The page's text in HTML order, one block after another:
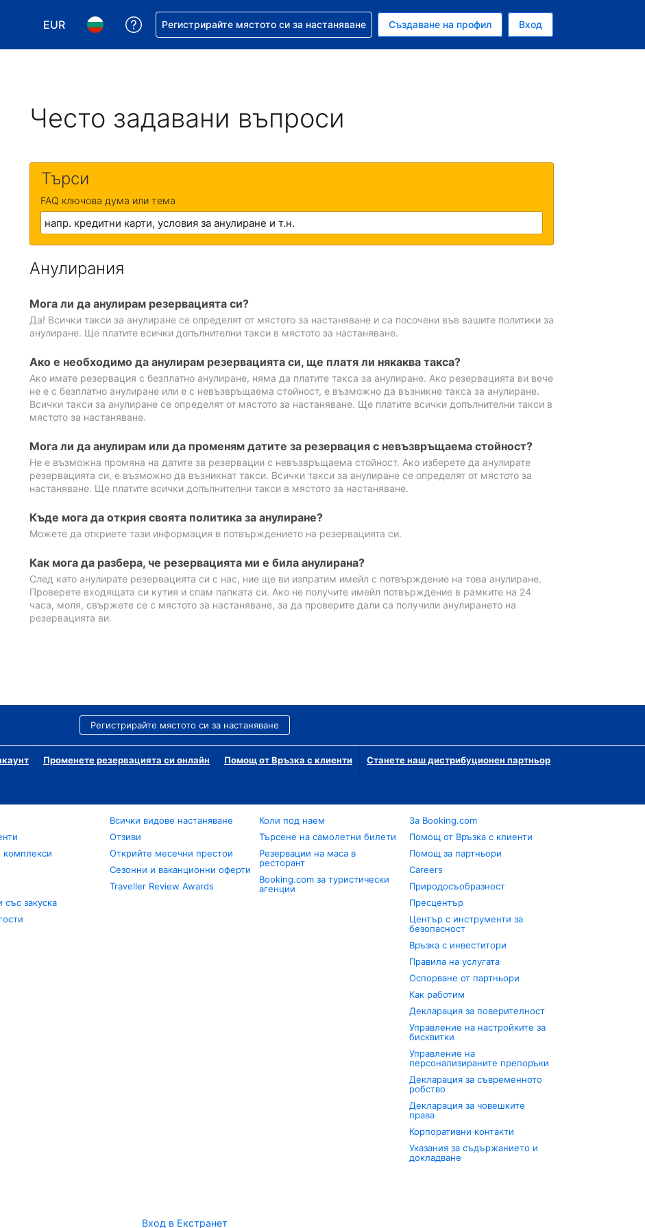
EUR
Избор на валута. Избрана валута - Евро
Избор на език. Избран език - Български
Помощ с резервацията ви
Регистрирайте мястото си за настаняване Създаване на профил Вход
Често задавани въпроси
Търси
FAQ ключова дума или тема
Анулирания
Мога ли да анулирам резервацията си?
Да! Всички такси за анулиране се определят от мястото за настаняване и са посочени във вашите политики за
анулиране. Ще платите всички допълнителни такси в мястото за настаняване.
Ако е необходимо да анулирам резервацията си, ще платя ли някаква такса?
Ако имате резервация с безплатно анулиране, няма да платите такса за анулиране. Ако резервацията ви вече
не е с безплатно анулиране или е с невъзвръщаема стойност, е възможно да възникне такса за анулиране.
Всички такси за анулиране се определят от мястото за настаняване. Ще платите всички допълнителни такси в
мястото за настаняване.
Мога ли да анулирам или да променям датите за резервация с невъзвръщаема стойност?
Не е възможна промяна на датите за резервации с невъзвръщаема стойност. Ако изберете да анулирате
резервацията си, е възможно да възникнат такси. Всички такси за анулиране се определят от мястото за
настаняване. Ще платите всички допълнителни такси в мястото за настаняване.
Къде мога да открия своята политика за анулиране?
Можете да откриете тази информация в потвърждението на резервацията си.
Как мога да разбера, че резервацията ми е била анулирана?
След като анулирате резервацията си с нас, ние ще ви изпратим имейл с потвърждение на това анулиране.
Проверете входящата си кутия и спам папката си. Ако не получите имейл потвърждение в рамките на 24
часа, моля, свържете се с мястото за настаняване, за да проверите дали са получили анулирането на
резервацията ви.
Регистрирайте мястото си за настаняване
Променете резервацията си онлайн Помощ от Връзка с клиенти Станете наш дистрибуционен партньор
комплекси
със закуска
Всички видове настаняване
Отзиви
Открийте месечни престои
Сезонни и ваканционни оферти
Traveller Review Awards
Коли под наем
Търсене на самолетни билети
Резервации на маса в
ресторант
Booking.com за туристически
агенции
За Booking.com
Помощ от Връзка с клиенти
Помощ за партньори
Careers
Природосъобразност
Пресцентър
Център с инструменти за
безопасност
Връзка с инвеститори
Правила на услугата
Оспорване от партньори
Как работим
Декларация за поверителност
Управление на настройките за
бисквитки
Управление на
персонализираните препоръки
Декларация за съвременното
робство
Декларация за човешките
права
Корпоративни контакти
Указания за съдържанието и
докладване
Вход в Екстранет